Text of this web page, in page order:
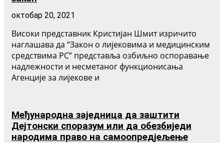
октобар 20, 2021
Високи представник Кристијан Шмит изричито
наглашава да “Закон о лијековима и медицинским
средствима РС” представља озбиљно оспоравање
надлежности и несметаног функционисања
Агенције за лијекове и
Међународна заједница да заштити
Дејтонски споразум или да обезбиједи
народима право на самоопредјељење